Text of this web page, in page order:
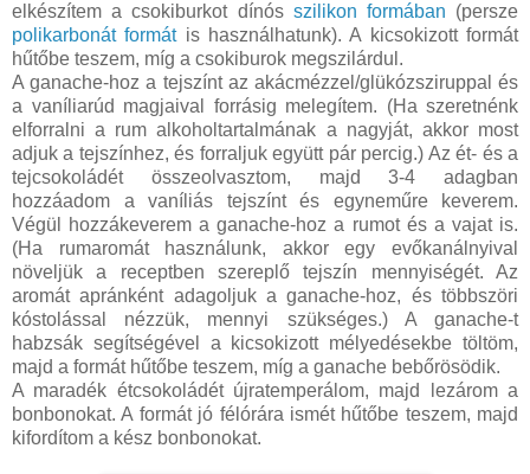
elkészítem a csokiburkot dínós szilikon formában (persze
polikarbonát formátis használhatunk). A kicsokizott formát
hűtőbe teszem, míg a csokiburok megszilárdul.
A ganache-hoz a tejszínt az akácmézzel/glükózsziruppal és
a vaníliarúd magjaival forrásig melegítem. (Ha szeretnénk
elforralni a rum alkoholtartalmának a nagyját, akkor most
adjuk a tejszínhez, és forraljuk együtt pár percig.) Az ét- és a
tejcsokoládét összeolvasztom, majd 3-4 adagban
hozzáadom a vaníliás tejszínt és egyneműre keverem.
Végül hozzákeverem a ganache-hoz a rumot és a vajat is.
(Ha rumaromát használunk, akkor egy evőkanálnyival
növeljük a receptben szereplő tejszín mennyiségét. Az
aromát apránként adagoljuk a ganache-hoz, és többszöri
kóstolással nézzük, mennyi szükséges.) A ganache-t
habzsák segítségével a kicsokizott mélyedésekbe töltöm,
majd a formát hűtőbe teszem, míg a ganache bebőrösödik.
A maradék étcsokoládét újratemperálom, majd lezárom a
bonbonokat. A formát jó félórára ismét hűtőbe teszem, majd
kifordítom a kész bonbonokat.